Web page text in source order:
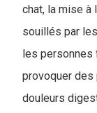
chat, la mise à
souillés par
les personnes
provoquer
douleurs